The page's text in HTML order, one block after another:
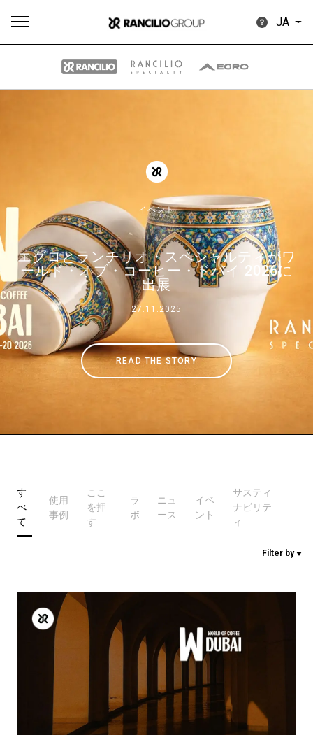
JA
イベント
エグロとランチリオ・スペシャルティがワ
ールド・オブ・コーヒー・ドバイ 2026に
出展
27.11.2025
READ THE STORY
す
べ
て
使用
事例
ここ
を押
す
ラ
ボ
ニュ
ース
イベ
ント
サスティ
ナビリテ
ィ
Filter by
Our brands
グループ
ニュース
サスティナビリティ
お問い合わせ
プライバシーポリシー